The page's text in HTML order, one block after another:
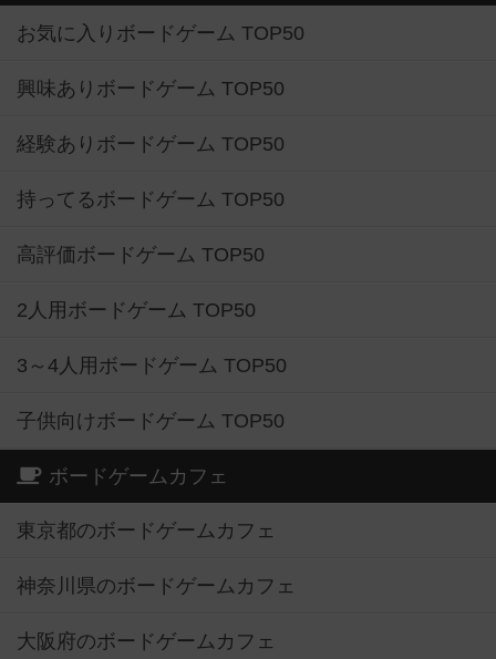
お気に入りボードゲーム TOP50
興味ありボードゲーム TOP50
経験ありボードゲーム TOP50
持ってるボードゲーム TOP50
高評価ボードゲーム TOP50
2人用ボードゲーム TOP50
3～4人用ボードゲーム TOP50
子供向けボードゲーム TOP50
ボードゲームカフェ
東京都のボードゲームカフェ
神奈川県のボードゲームカフェ
大阪府のボードゲームカフェ